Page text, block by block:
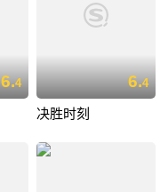
6.4 6.4
决胜时刻